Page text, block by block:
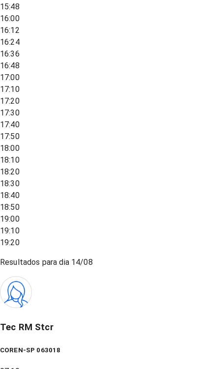
15:48
16:00
16:12
16:24
16:36
16:48
17:00
17:10
17:20
17:30
17:40
17:50
18:00
18:10
18:20
18:30
18:40
18:50
19:00
19:10
19:20
Resultados para dia 14/08
Tec RM Stcr
COREN-SP 063018